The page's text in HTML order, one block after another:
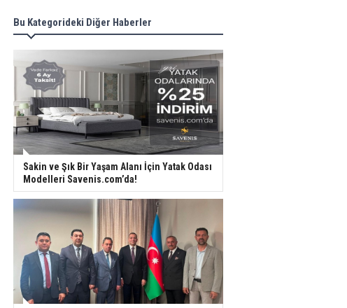
Bu Kategorideki Diğer Haberler
Sakin ve Şık Bir Yaşam Alanı İçin Yatak Odası
Modelleri Savenis.com’da!